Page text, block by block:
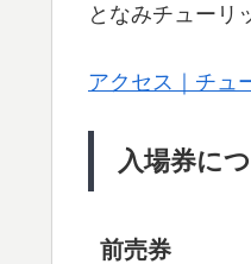
となみチューリ
アクセス｜チュ
入場券に
前売券